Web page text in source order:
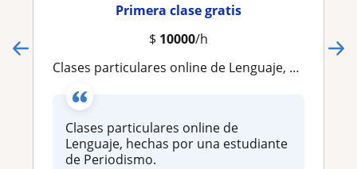
Primera clase gratis
$ 10000/h
Clases particulares online de Lenguaje, hechas por una estudiante de Periodismo
Clases particulares online de
Lenguaje, hechas por una estudiante
de Periodismo.